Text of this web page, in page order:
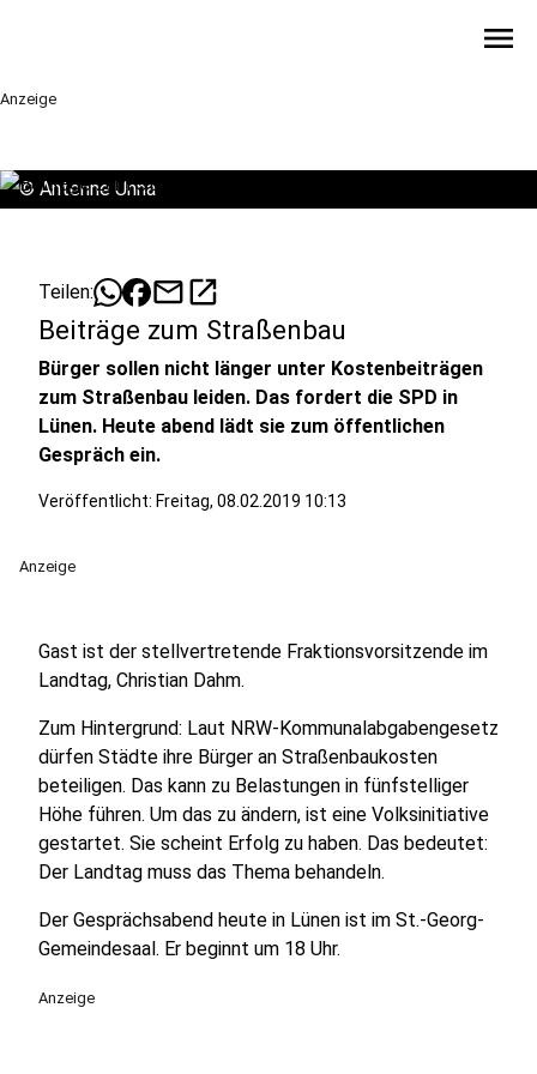
menu
Anzeige
© Antenne Unna
Teilen: mailopen_in_new
Beiträge zum Straßenbau
Bürger sollen nicht länger unter Kostenbeiträgen
zum Straßenbau leiden. Das fordert die SPD in
Lünen. Heute abend lädt sie zum öffentlichen
Gespräch ein.
Veröffentlicht: Freitag, 08.02.2019 10:13
Anzeige
Gast ist der stellvertretende Fraktionsvorsitzende im
Landtag, Christian Dahm.
Zum Hintergrund: Laut NRW-Kommunalabgabengesetz
dürfen Städte ihre Bürger an Straßenbaukosten
beteiligen. Das kann zu Belastungen in fünfstelliger
Höhe führen. Um das zu ändern, ist eine Volksinitiative
gestartet. Sie scheint Erfolg zu haben. Das bedeutet:
Der Landtag muss das Thema behandeln.
Der Gesprächsabend heute in Lünen ist im St.-Georg-
Gemeindesaal. Er beginnt um 18 Uhr.
Anzeige